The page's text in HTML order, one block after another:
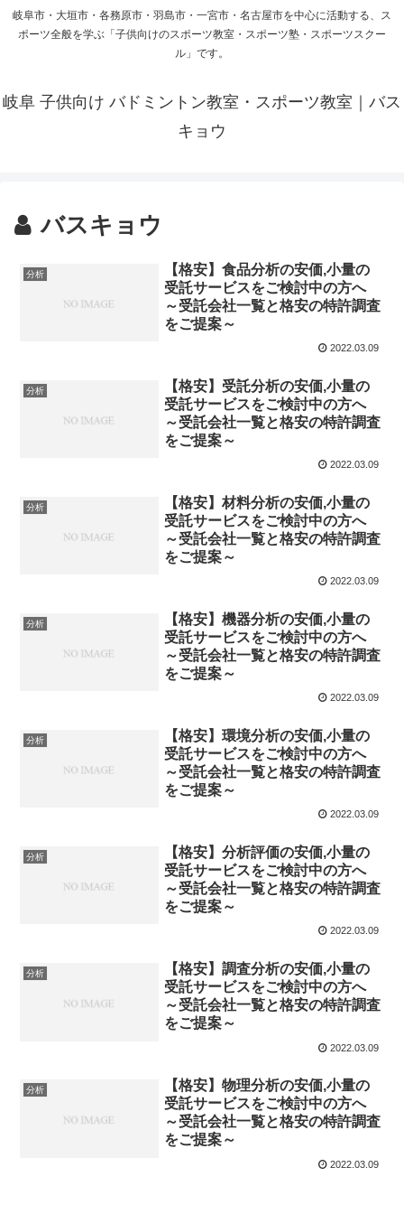
岐阜市・大垣市・各務原市・羽島市・一宮市・名古屋市を中心に活動する、ス
ポーツ全般を学ぶ「子供向けのスポーツ教室・スポーツ塾・スポーツスクー
ル」です。
岐阜 子供向け バドミントン教室・スポーツ教室｜バス
キョウ
バスキョウ
分析
【格安】食品分析の安価,小量の
受託サービスをご検討中の方へ
～受託会社一覧と格安の特許調査
をご提案～
2022.03.09
分析
【格安】受託分析の安価,小量の
受託サービスをご検討中の方へ
～受託会社一覧と格安の特許調査
をご提案～
2022.03.09
分析
【格安】材料分析の安価,小量の
受託サービスをご検討中の方へ
～受託会社一覧と格安の特許調査
をご提案～
2022.03.09
分析
【格安】機器分析の安価,小量の
受託サービスをご検討中の方へ
～受託会社一覧と格安の特許調査
をご提案～
2022.03.09
分析
【格安】環境分析の安価,小量の
受託サービスをご検討中の方へ
～受託会社一覧と格安の特許調査
をご提案～
2022.03.09
分析
【格安】分析評価の安価,小量の
受託サービスをご検討中の方へ
～受託会社一覧と格安の特許調査
をご提案～
2022.03.09
分析
【格安】調査分析の安価,小量の
受託サービスをご検討中の方へ
～受託会社一覧と格安の特許調査
をご提案～
2022.03.09
分析
【格安】物理分析の安価,小量の
受託サービスをご検討中の方へ
～受託会社一覧と格安の特許調査
をご提案～
2022.03.09